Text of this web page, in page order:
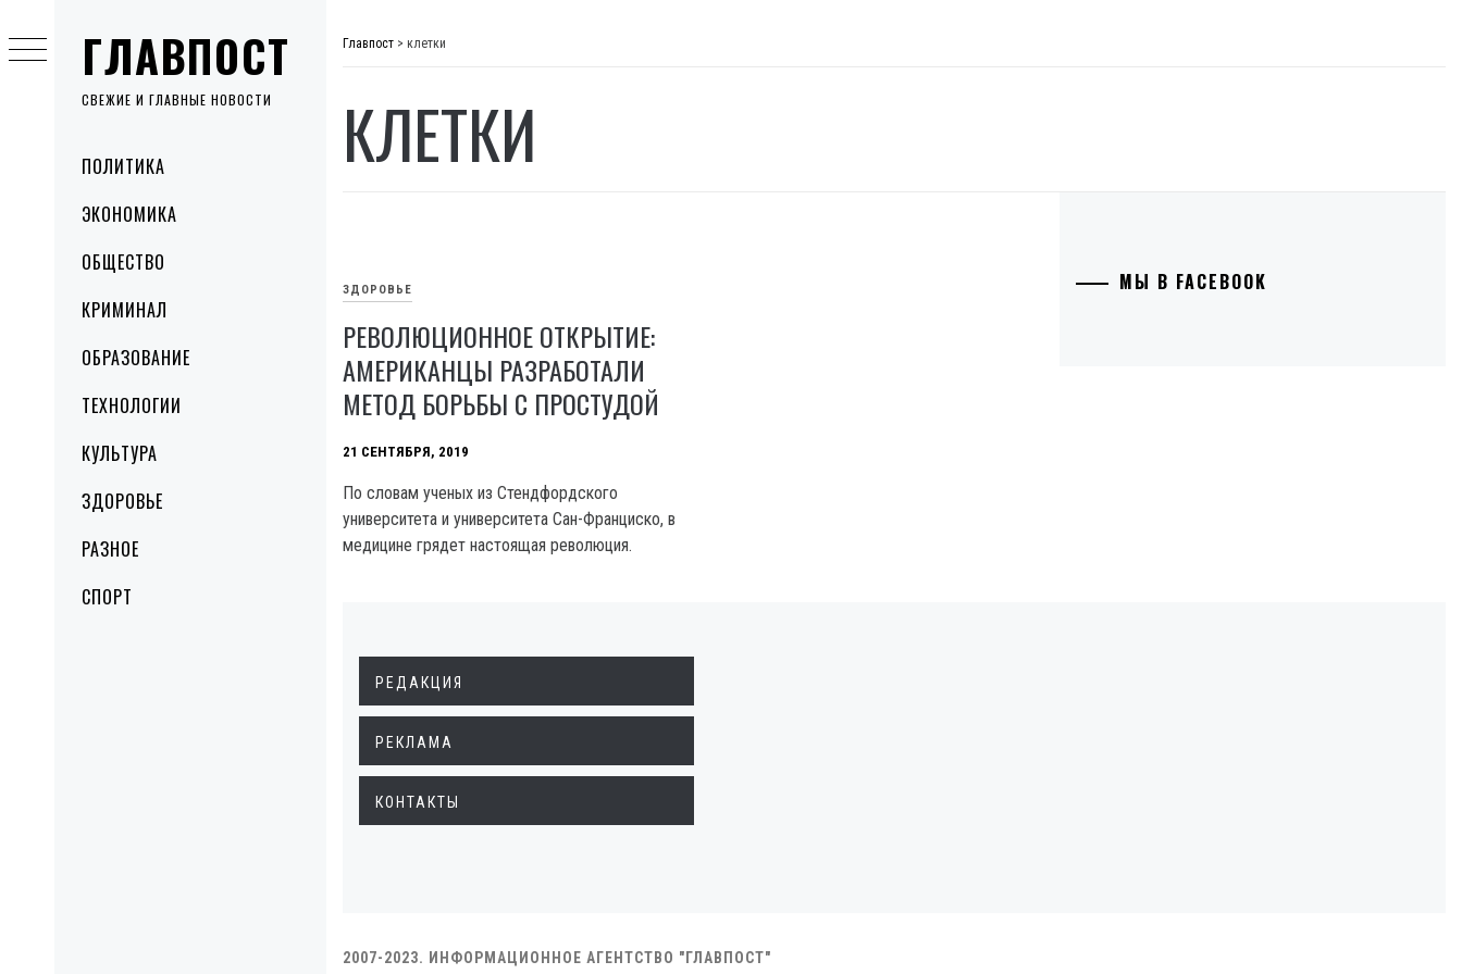
ГЛАВПОСТ
СВЕЖИЕ И ГЛАВНЫЕ НОВОСТИ
MenuПОЛИТИКА
ЭКОНОМИКА
ОБЩЕСТВО
КРИМИНАЛ
ОБРАЗОВАНИЕ
ТЕХНОЛОГИИ
КУЛЬТУРА
ЗДОРОВЬЕ
РАЗНОЕ
СПОРТ
to
content
Главпост > клетки
КЛЕТКИ
ЗДОРОВЬЕ
РЕВОЛЮЦИОННОЕ ОТКРЫТИЕ:
АМЕРИКАНЦЫ РАЗРАБОТАЛИ
МЕТОД БОРЬБЫ С ПРОСТУДОЙ
21 СЕНТЯБРЯ, 2019
По словам ученых из Стендфордского
университета и университета Сан-Франциско, в
медицине грядет настоящая революция.
МЫ В FACEBOOK
РЕДАКЦИЯ
РЕКЛАМА
КОНТАКТЫ
2007-2023. ИНФОРМАЦИОННОЕ АГЕНТСТВО "ГЛАВПОСТ"